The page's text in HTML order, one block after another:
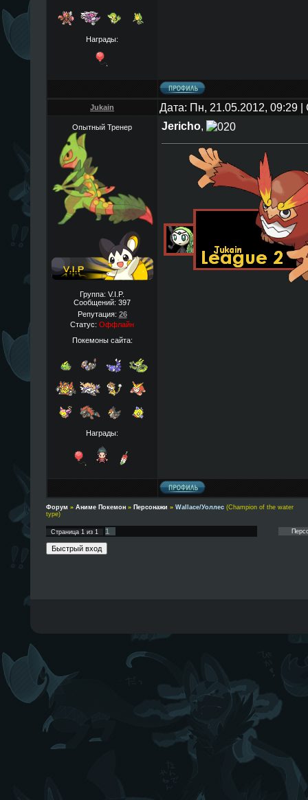
Награды:
Jukain Дата: Пн, 21.05.2012, 09:29
Опытный Тренер
Группа: V.I.P.
Сообщений: 397
Репутация: 26
Статус: Оффлайн
Покемоны сайта:
Награды:
Jericho,
Форум » Аниме Покемон » Персонажи » Wallace/Уоллес (Champion of the water
type)
Страница 1из 1 1